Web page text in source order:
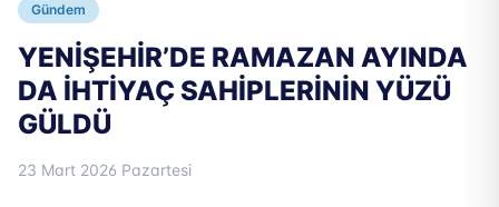
Gündem
YENİŞEHİR’DE RAMAZAN AYINDA
DA İHTİYAÇ SAHİPLERİNİN YÜZÜ
GÜLDÜ
23 Mart 2026 Pazartesi